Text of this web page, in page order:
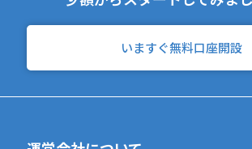
いますぐ無料口座開設